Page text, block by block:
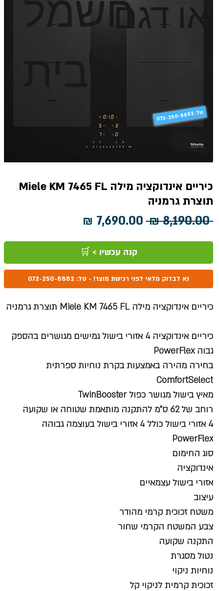
או דגם
לבית
כיריים אינדוקציה מילה Miele KM 7465 FL
תוצרת גרמניה
‏8,190.00 ‏₪
מחיר
רגיל
מבצע
קנה עכשיו > 🛒
נא לבדוק מלאי לפני רכישת מוצר! - טל: 072-250-8882
כיריים אינדוקציה מילה Miele KM 7465 FL תוצרת גרמניה
כיריים אינדוקציה 4 אזורי בישול גמישים מגושרים בהספק
גבוה PowerFlex
בחירה מהירה באמצעות בקרת נוחיות ספרתית
ComfortSelect
מאיץ בישול מגושר כפול TwinBooster
רוחב של 62 ס"מ להתקנה מותאמת שטוחה או שקועה
4 אזורי בישול כולל 4 אזורי בישול בעוצמה גבוהה
PowerFlex
סוג החימום
אינדוקציה
אזורי בישול עצמאיים
עיצוב
משטח זכוכית קרמי מהודר
צבע המשטח הקרמי שחור
התקנה שקועה
נטול מסגרת
נוחיות ניקוי
זכוכית קרמית לניקוי קל
072-250-8882 .טל